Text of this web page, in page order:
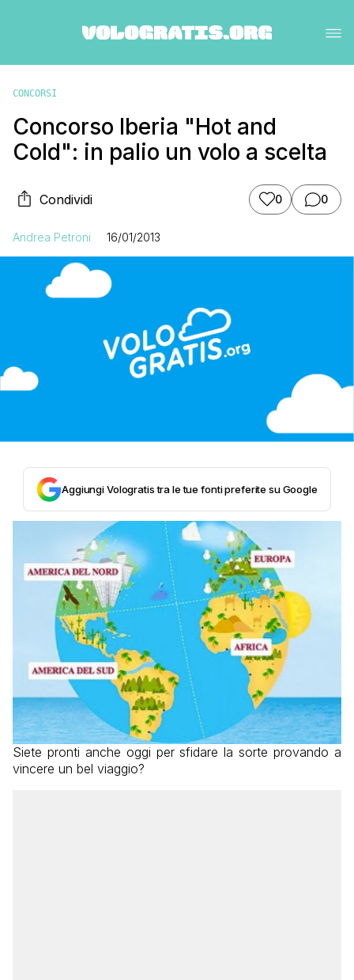
CONCORSI
Concorso Iberia "Hot and
Cold": in palio un volo a scelta
Condividi 0 0
Andrea Petroni 16/01/2013
Aggiungi Vologratis tra le tue fonti preferite su Google
Siete pronti anche oggi per sfidare la sorte provando a
vincere un bel viaggio?